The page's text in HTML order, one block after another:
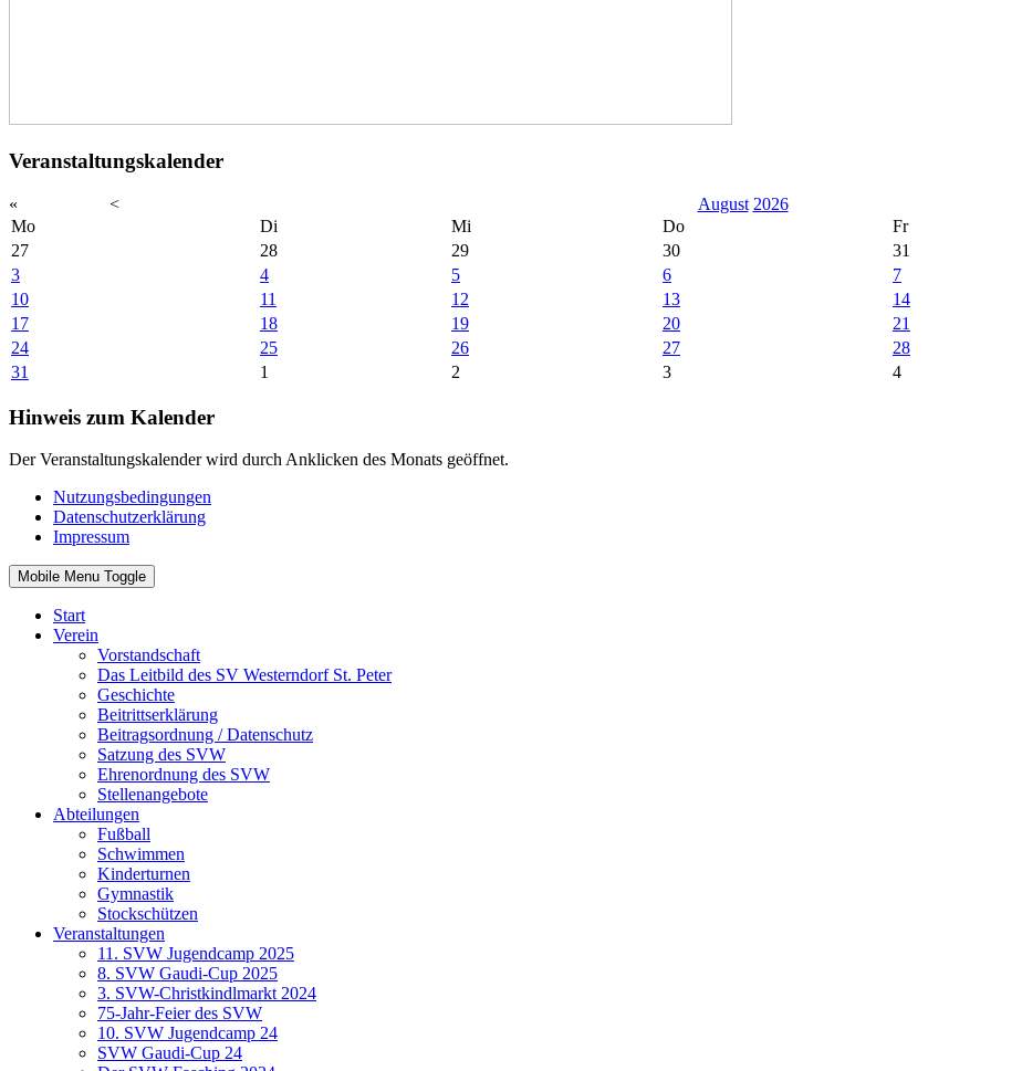
Veranstaltungskalender
« < August 2026
Mo
Di Mi Do Fr
27
28 29 30 31
3
4 5 6 7
10
11 12 13 14
17
18 19 20 21
24
25 26 27 28
31
1 2 3 4
Hinweis zum Kalender
Der Veranstaltungskalender wird durch Anklicken des Monats geöffnet.
Nutzungsbedingungen
Datenschutzerklärung
Impressum
Mobile Menu Toggle
Start
Verein
Vorstandschaft
Das Leitbild des SV Westerndorf St. Peter
Geschichte
Beitrittserklärung
Beitragsordnung / Datenschutz
Satzung des SVW
Ehrenordnung des SVW
Stellenangebote
Abteilungen
Fußball
Schwimmen
Kinderturnen
Gymnastik
Stockschützen
Veranstaltungen
11. SVW Jugendcamp 2025
8. SVW Gaudi-Cup 2025
3. SVW-Christkindlmarkt 2024
75-Jahr-Feier des SVW
10. SVW Jugendcamp 24
SVW Gaudi-Cup 24